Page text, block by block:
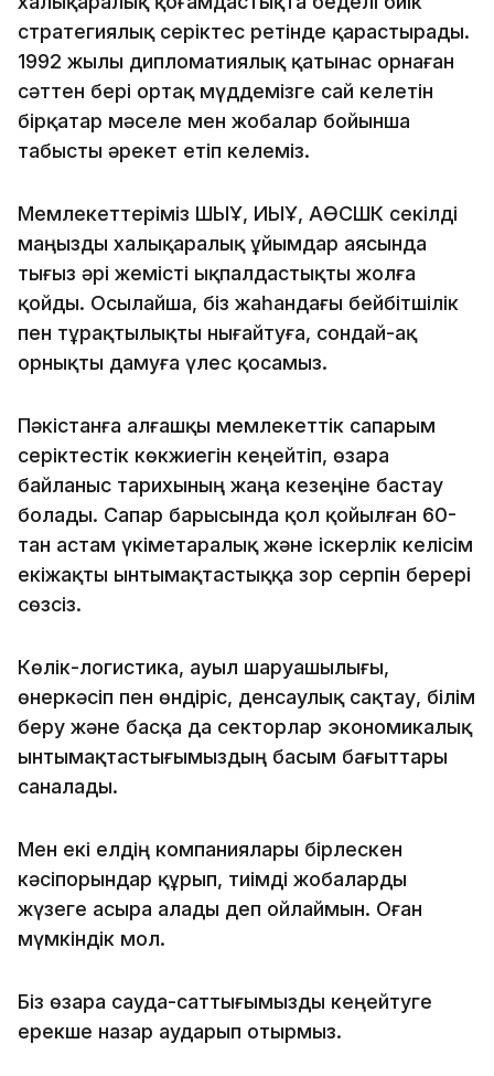
стратегиялық серіктес ретінде қарастырады.
1992 жылы дипломатиялық қатынас орнаған
сәттен бері ортақ мүддемізге сай келетін
бірқатар мәселе мен жобалар бойынша
табысты әрекет етіп келеміз.
Мемлекеттеріміз ШЫҰ, ИЫҰ, АӨСШК секілді
маңызды халықаралық ұйымдар аясында
тығыз әрі жемісті ықпалдастықты жолға
қойды. Осылайша, біз жаһандағы бейбітшілік
пен тұрақтылықты нығайтуға, сондай-ақ
орнықты дамуға үлес қосамыз.
Пәкістанға алғашқы мемлекеттік сапарым
серіктестік көкжиегін кеңейтіп, өзара
байланыс тарихының жаңа кезеңіне бастау
болады. Сапар барысында қол қойылған 60-
тан астам үкіметаралық және іскерлік келісім
екіжақты ынтымақтастыққа зор серпін берері
сөзсіз.
Көлік-логистика, ауыл шаруашылығы,
өнеркәсіп пен өндіріс, денсаулық сақтау, білім
беру және басқа да секторлар экономикалық
ынтымақтастығымыздың басым бағыттары
саналады.
Мен екі елдің компаниялары бірлескен
кәсіпорындар құрып, тиімді жобаларды
жүзеге асыра алады деп ойлаймын. Оған
мүмкіндік мол.
Біз өзара сауда-саттығымызды кеңейтуге
ерекше назар аударып отырмыз.